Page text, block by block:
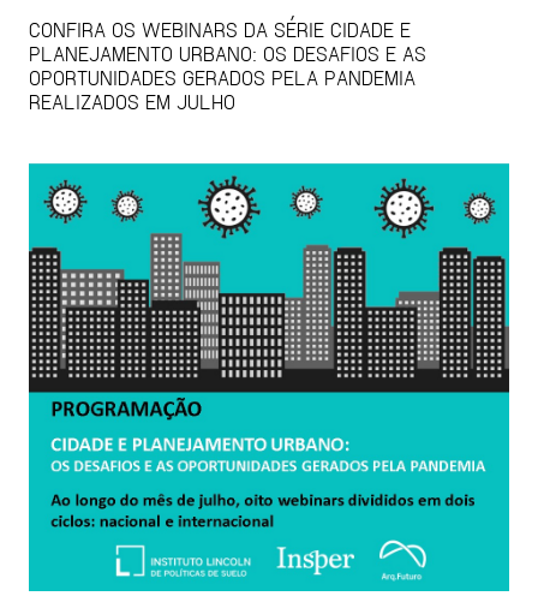
CONFIRA OS WEBINARS DA SÉRIE CIDADE E
PLANEJAMENTO URBANO: OS DESAFIOS E AS
OPORTUNIDADES GERADOS PELA PANDEMIA
REALIZADOS EM JULHO